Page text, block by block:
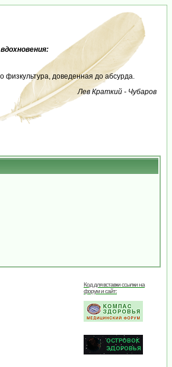
физкультура, доведенная до абсурда.
Лев Краткий - Чубаров
Код для вставки ссылки на
форум и сайт: